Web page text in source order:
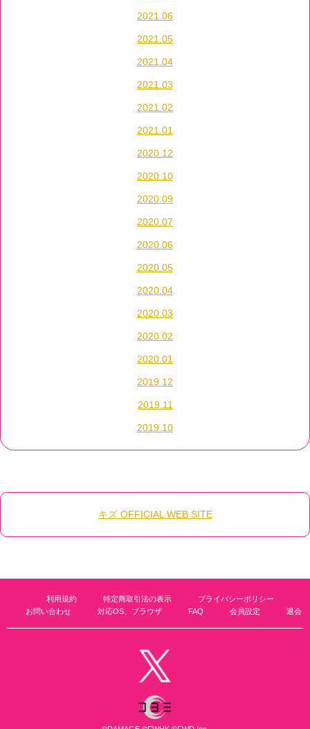
2021.06
2021.05
2021.04
2021.03
2021.02
2021.01
2020.12
2020.10
2020.09
2020.07
2020.06
2020.05
2020.04
2020.03
2020.02
2020.01
2019.12
2019.11
2019.10
キズ OFFICIAL WEB SITE
利用規約 特定商取引法の表示
プライバシーポリシー
お問い合わせ
対応OS、ブラウザ FAQ 会員設定 退会